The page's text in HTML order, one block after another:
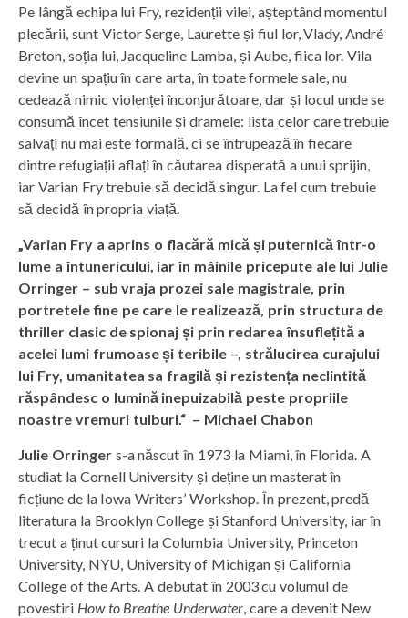
Pe lângă echipa lui Fry, rezidenții vilei, așteptând momentul
plecării, sunt Victor Serge, Laurette și fiul lor, Vlady, André
Breton, soția lui, Jacqueline Lamba, și Aube, fiica lor. Vila
devine un spațiu în care arta, în toate formele sale, nu
cedează nimic violenței înconjurătoare, dar și locul unde se
consumă încet tensiunile și dramele: lista celor care trebuie
salvați nu mai este formală, ci se întrupează în fiecare
dintre refugiații aflați în căutarea disperată a unui sprijin,
iar Varian Fry trebuie să decidă singur. La fel cum trebuie
să decidă în propria viață.
„Varian Fry a aprins o flacără mică și puternică într-o
lume a întunericului, iar în mâinile pricepute ale lui Julie
Orringer – sub vraja prozei sale magistrale, prin
portretele fine pe care le realizează, prin structura de
thriller clasic de spionaj și prin redarea însuflețită a
acelei lumi frumoase și teribile –, strălucirea curajului
lui Fry, umanitatea sa fragilă și rezistența neclintită
răspândesc o lumină inepuizabilă peste propriile
noastre vremuri tulburi.“ – Michael Chabon
Julie Orringer s-a născut în 1973 la Miami, în Florida. A
studiat la Cornell University și deține un masterat în
ficțiune de la Iowa Writers’ Workshop. În prezent, predă
literatura la Brooklyn College și Stanford University, iar în
trecut a ținut cursuri la Columbia University, Princeton
University, NYU, University of Michigan și California
College of the Arts. A debutat în 2003 cu volumul de
povestiri How to Breathe Underwater, care a devenit New